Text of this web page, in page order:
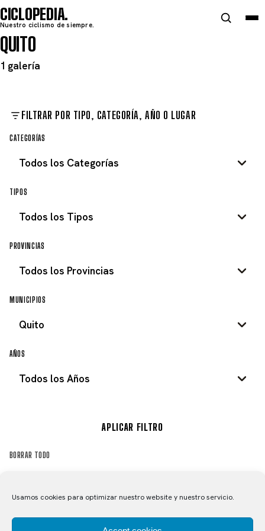
Usamos cookies para optimizar nuestro website y nuestro servicio.
CICLOPEDIA
Nuestro ciclismo de siempre.
QUITO
1 galería
FILTRAR POR TIPO, CATEGORÍA, AÑO O LUGAR
CATEGORÍAS
TIPOS
PROVINCIAS
MUNICIPIOS
AÑOS
APLICAR FILTRO
BORRAR TODO
MUNDO EN 1994 DE JUVENILES
– QUITO (PICHINCHA), ECUADOR